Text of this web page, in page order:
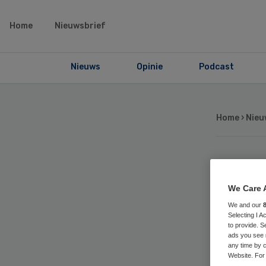
Home Nieuwsbrief
Nieuws Opinie Podcast
Home ›
We Care
We and our
Selecting I
to provide.
ads you see
any time by
Website.